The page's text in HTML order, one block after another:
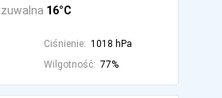
16°C
Ciśnienie: 1018 hPa
Wilgotność: 77%